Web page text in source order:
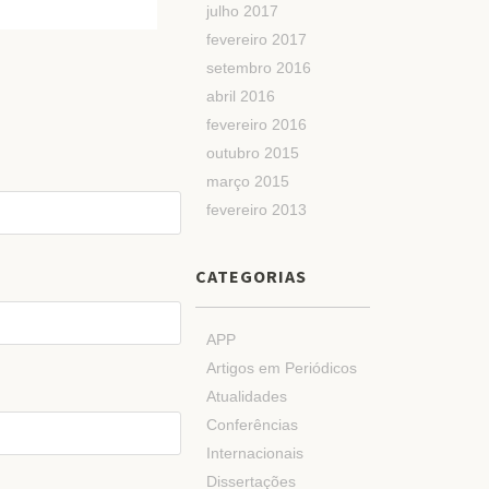
julho 2017
fevereiro 2017
setembro 2016
abril 2016
fevereiro 2016
outubro 2015
março 2015
fevereiro 2013
CATEGORIAS
APP
Artigos em Periódicos
Atualidades
Conferências
Internacionais
Dissertações